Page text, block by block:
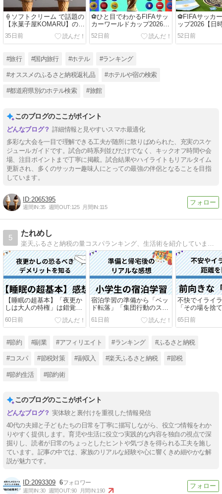
🍦ソフトクリーム で話題の
【氷菓子屋KOMARU】の紹
介🍦
35日前
⚽ひと目でわかるFIFAサッ
カーワールドカップ2026結
果速報・日程組み合わせ・
グループ順位早見表⚽
52日前
⚽FIFAサッカ
ップ2026【日
52日前
#旅行 #国内旅行 #ホテル #ランキング
#オススメのふるさと納税返礼品 #ホテルや宿の検索
#都道府県別のホテル検索 #旅館
このブログのここがポイント
詳細情報と見やすいスマホ最適化
多彩な大会を一目で理解できる工夫が随所に散りばめられた、充実のスケ
ジュールガイドです。試合の時系列並びだけでなく、キックオフ時間や会
場、注目ポイントまで丁寧に掲載。試合結果やハイライトもリアルタイム
更新され、多くのサッカー趣味人にとっての最強の伴侶となることを目指
しています。
2065395
週間IN:35 週間OUT:125 月間IN:115
5
たれめし
楽天ふるさと納税の量コスパランキング、生活術を紹介しています。
【睡眠の超基本】「夜更か
しは大人の特権」は錯覚？
21時就寝の結果
60日前
宿泊学習の準備から「ベッ
ド転落」「集団行動のスト
レス」まで解説！
61日前
不快でイライ
「その場を捨
爽快感を得た話
65日前
#節約 #副業 #アフィリエイト #ランキング #ふるさと納税
#コスパ #節税対策 #副収入 #楽天ふるさと納税 #節税
#節約生活 #節約術
このブログのここがポイント
実体験と裏付けを重視した情報発信
40代の夫婦と子どもたちの日常を丁寧に描写しながら、役立つ情報をわか
りやすく提供します。育児や生活に役立つ実践的な内容を独自の視点で深
掘りし、読者が日常のちょっとしたヒントや気づきを得られる工夫を施し
ています。記事の中では、家族のリアルな経験や心に響くきめ細やかな解
説が魅力です。
2093309 6
週間IN:30 週間OUT:90 月間IN:190